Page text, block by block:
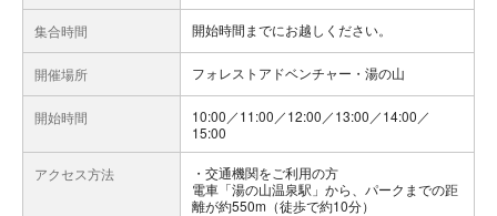
集合時間 開始時間までにお越しください。
開催場所 フォレストアドベンチャー・湯の山
開始時間
10:00／11:00／12:00／13:00／14:00／
15:00
アクセス方法
交通機関をご利用の方
電車「湯の山温泉駅」から、パークまでの距
離が約550m（徒歩で約10分）